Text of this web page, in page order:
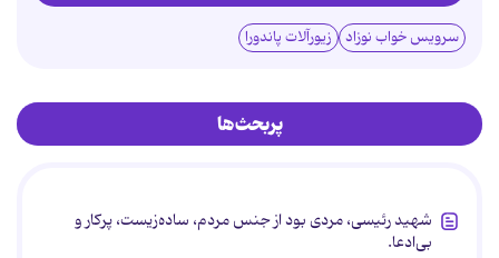
سرویس خواب نوزاد زیورآلات پاندورا
پربحث‌ها
شهید رئیسی، مردی بود از جنس مردم، ساده‌زیست، پرکار و
بی‌ادعا.